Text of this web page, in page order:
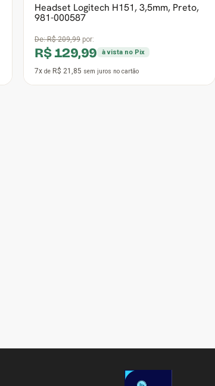
Headset Logitech H151, 3,5mm, Preto,
981-000587
De:R$ 209,99 por:
R$ 129,99 à vista no Pix
7x de R$ 21,85 sem juros no cartão